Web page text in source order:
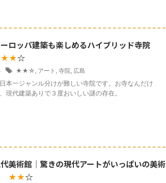
ロッパ建築も楽しめるハイブリッド寺院
★★☆
★★☆ アート 寺院 広島
本一ジャンル分けが難しい寺院です。お寺なんだけ
現代建築ありで３度おいしい謎の存在。
美術館｜驚きの現代アートがいっぱいの美術
★★☆